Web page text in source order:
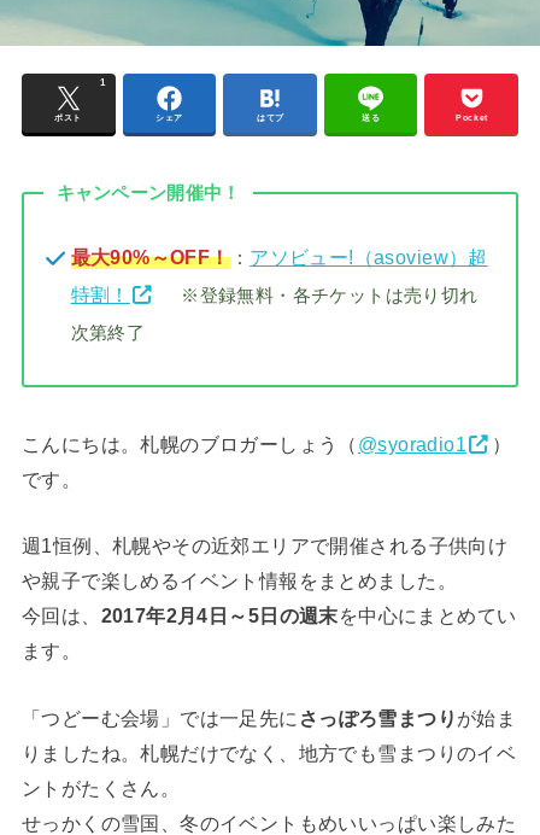
ポスト
1
シェア はてブ 送る Pocket
キャンペーン開催中！
最大90%～OFF！： アソビュー!（asoview）超
特割！
※登録無料・各チケットは売り切れ
次第終了
こんにちは。札幌のブロガーしょう（ @syoradio1
）
です。
週1恒例、札幌やその近郊エリアで開催される子供向け
や親子で楽しめるイベント情報をまとめました。
今回は、 2017年2月4日～5日の週末を中心にまとめてい
ます。
「つどーむ会場」では一足先に さっぽろ雪まつり が始ま
りましたね。札幌だけでなく、地方でも雪まつりのイベ
ントがたくさん。
せっかくの雪国、冬のイベントもめいいっぱい楽しみた